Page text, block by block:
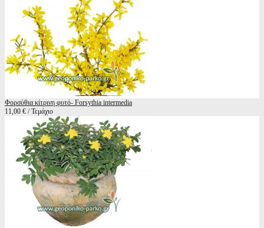
Φορσύθια κίτρινη φυτό- Forsythia intermedia
11,00 € / Τεμάχιο